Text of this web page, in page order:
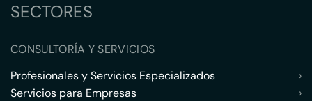
SECTORES
CONSULTORÍA Y SERVICIOS
Profesionales y Servicios Especializados
›
Servicios para Empresas
›